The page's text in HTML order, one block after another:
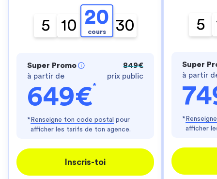
5 10 20
cours 30
Super Promo
à partir de
649€*
849€
prix public
* Renseigne ton code postal pour
afficher les tarifs de ton agence.
Inscris-toi
5
Super
à partir
*
afficher